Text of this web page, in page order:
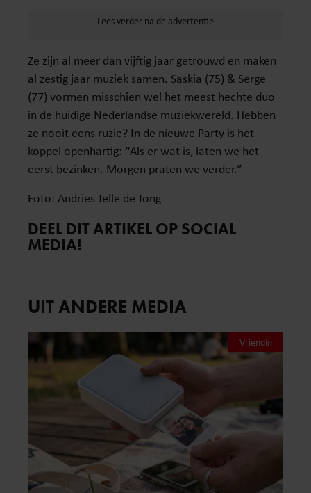
Ze zijn al meer dan vijftig jaar getrouwd en maken
al zestig jaar muziek samen. Saskia (75) & Serge
(77) vormen misschien wel het meest hechte duo
in de huidige Nederlandse muziekwereld. Hebben
ze nooit eens ruzie? In de nieuwe Party is het
koppel openhartig: “Als er wat is, laten we het
eerst bezinken. Morgen praten we verder.”
Foto: Andries Jelle de Jong
DEEL DIT ARTIKEL OP SOCIAL
MEDIA!
UIT ANDERE MEDIA
Vriendin